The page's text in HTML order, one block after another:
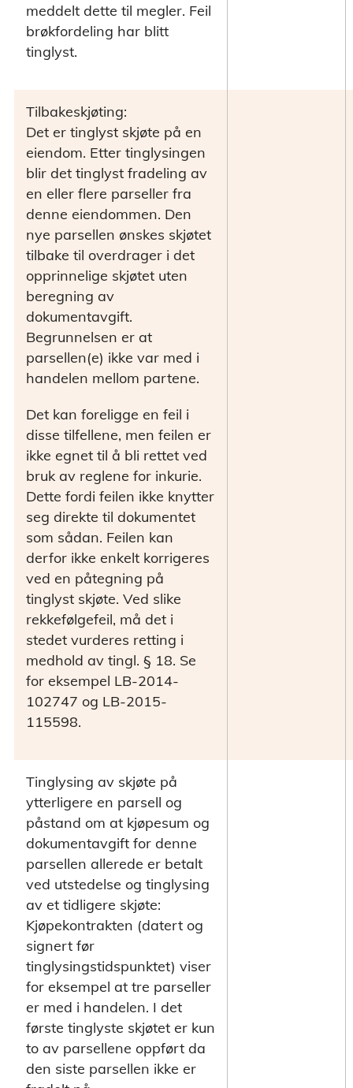
meddelt dette til megler. Feil
brøkfordeling har blitt
tinglyst.
Tilbakeskjøting:
Det er tinglyst skjøte på en
eiendom. Etter tinglysingen
blir det tinglyst fradeling av
en eller flere parseller fra
denne eiendommen. Den
nye parsellen ønskes skjøtet
tilbake til overdrager i det
opprinnelige skjøtet uten
beregning av
dokumentavgift.
Begrunnelsen er at
parsellen(e) ikke var med i
handelen mellom partene.
Det kan foreligge en feil i
disse tilfellene, men feilen er
ikke egnet til å bli rettet ved
bruk av reglene for inkurie.
Dette fordi feilen ikke knytter
seg direkte til dokumentet
som sådan. Feilen kan
derfor ikke enkelt korrigeres
ved en påtegning på
tinglyst skjøte. Ved slike
rekkefølgefeil, må det i
stedet vurderes retting i
medhold av tingl. § 18. Se
for eksempel LB-2014-
102747 og LB-2015-
115598.
Tinglysing av skjøte på
ytterligere en parsell og
påstand om at kjøpesum og
dokumentavgift for denne
parsellen allerede er betalt
ved utstedelse og tinglysing
av et tidligere skjøte:
Kjøpekontrakten (datert og
signert før
tinglysingstidspunktet) viser
for eksempel at tre parseller
er med i handelen. I det
første tinglyste skjøtet er kun
to av parsellene oppført da
den siste parsellen ikke er